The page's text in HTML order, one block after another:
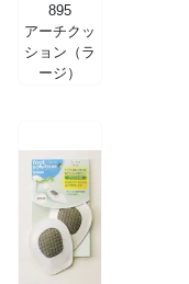
895
アーチクッ
ション（ラ
ージ）